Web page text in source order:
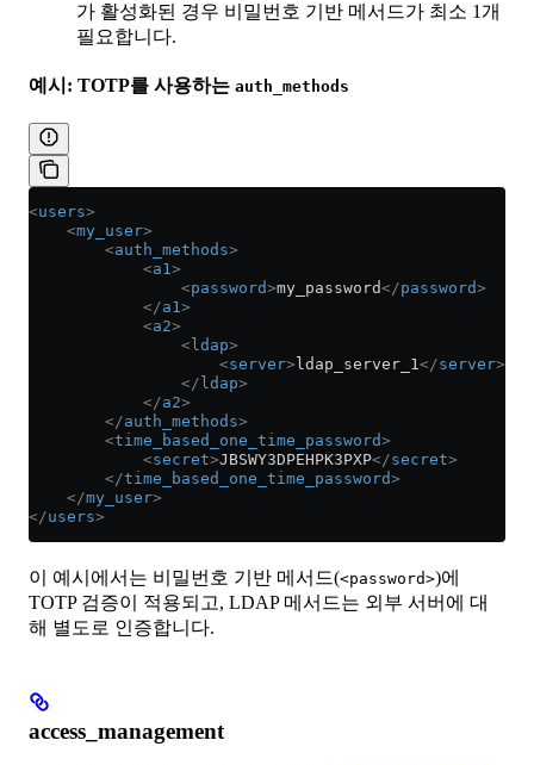
가 활성화된 경우 비밀번호 기반 메서드가 최소 1개
필요합니다.
예시: TOTP를 사용하는 auth_methods
<users>
    <
my_user>
        <
auth_methods>
            <
a1>
                <
password>my_password</password>
            </
a1>
            <
a2>
                <
ldap>
                    <
server> ldap_server_1</server>
                </
ldap>
            </
a2>
        </
auth_methods>
        <
time_based_one_time_password>
            <
secret>JBSWY3DPEHPK3PXP</secret>
        </
time_based_one_time_password>
    </
my_user>
</users>
이 예시에서는 비밀번호 기반 메서드(<password>)에
TOTP 검증이 적용되고, LDAP 메서드는 외부 서버에 대
해 별도로 인증합니다.
access_management